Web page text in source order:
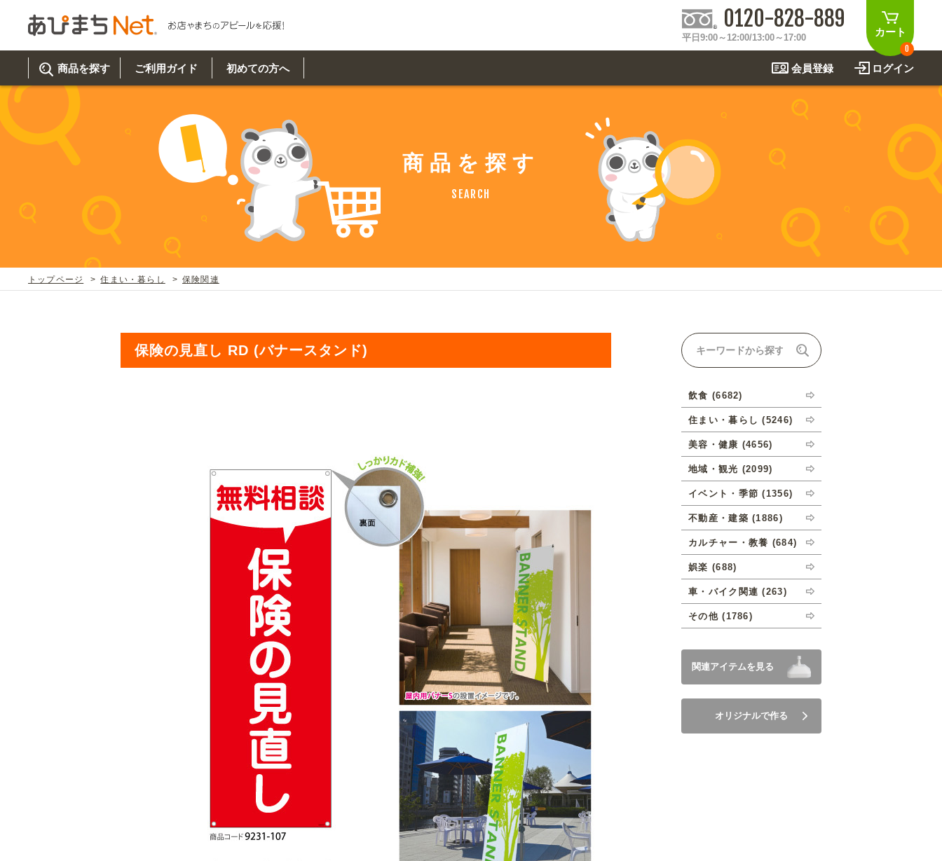
カート
0
0120-828-889
平日9:00～12:00/13:00～17:00
ログイン
会員登録
商品を探す
駐車場
住まい・暮らし
美容・健康 地域・観光
イベント・季節
カルチャー・教養 娯楽
関連アイテムを見る
オリジナルオーダーについて
ご利用ガイド
ご利用ガイド トップ
取り扱い商品一覧
既製デザイン商品注文方法
お届け納期と配送方法
初めての方へ
初めての方へ トップ
商品について
お客様の声
オリジナルオーダー制作事例
商品を探す
SEARCH
トップページ 住まい・暮らし 保険関連
保険の見直し RD (バナースタンド)
飲食 (6682)
住まい・暮らし (5246)
美容・健康 (4656)
地域・観光 (2099)
イベント・季節 (1356)
不動産・建築 (1886)
カルチャー・教養 (684)
娯楽 (688)
車・バイク関連 (263)
その他 (1786)
関連アイテムを見る
オリジナルで作る